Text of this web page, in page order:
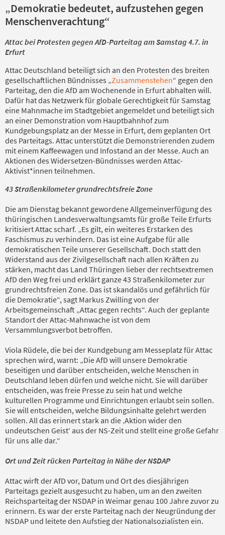
„Demokratie bedeutet, aufzustehen gegen
Menschenverachtung“
Attac bei Protesten gegen AfD-Parteitag am Samstag 4.7. in
Erfurt
Attac Deutschland beteiligt sich an den Protesten des breiten
gesellschaftlichen Bündnisses „Zusammenstehen“ gegen den
Parteitag, den die AfD am Wochenende in Erfurt abhalten will.
Dafür hat das Netzwerk für globale Gerechtigkeit für Samstag
eine Mahnmache im Stadtgebiet angemeldet und beteiligt sich
an einer Demonstration vom Hauptbahnhof zum
Kundgebungsplatz an der Messe in Erfurt, dem geplanten Ort
des Parteitags. Attac unterstützt die Demonstrierenden zudem
mit einem Kaffeewagen und Infostand an der Messe. Auch an
Aktionen des Widersetzen-Bündnisses werden Attac-
Aktivist*innen teilnehmen.
43 Straßenkilometer grundrechtsfreie Zone
Die am Dienstag bekannt gewordene Allgemeinverfügung des
thüringischen Landesverwaltungsamts für große Teile Erfurts
kritisiert Attac scharf. „Es gilt, ein weiteres Erstarken des
Faschismus zu verhindern. Das ist eine Aufgabe für alle
demokratischen Teile unserer Gesellschaft. Doch statt den
Widerstand aus der Zivilgesellschaft nach allen Kräften zu
stärken, macht das Land Thüringen lieber der rechtsextremen
AfD den Weg frei und erklärt ganze 43 Straßenkilometer zur
grundrechtsfreien Zone. Das ist skandalös und gefährlich für
die Demokratie“, sagt Markus Zwilling von der
Arbeitsgemeinschaft „Attac gegen rechts“. Auch der geplante
Standort der Attac-Mahnwache ist von dem
Versammlungsverbot betroffen.
Viola Rüdele, die bei der Kundgebung am Messeplatz für Attac
sprechen wird, warnt: „Die AfD will unsere Demokratie
beseitigen und darüber entscheiden, welche Menschen in
Deutschland leben dürfen und welche nicht. Sie will darüber
entscheiden, was freie Presse zu sein hat und welche
kulturellen Programme und Einrichtungen erlaubt sein sollen.
Sie will entscheiden, welche Bildungsinhalte gelehrt werden
sollen. All das erinnert stark an die ‚Aktion wider den
undeutschen Geist‘ aus der NS-Zeit und stellt eine große Gefahr
für uns alle dar.“
Ort und Zeit rücken Parteitag in Nähe der NSDAP
Attac wirft der AfD vor, Datum und Ort des diesjährigen
Parteitags gezielt ausgesucht zu haben, um an den zweiten
Reichsparteitag der NSDAP in Weimar genau 100 Jahre zuvor zu
erinnern. Es war der erste Parteitag nach der Neugründung der
NSDAP und leitete den Aufstieg der Nationalsozialisten ein.